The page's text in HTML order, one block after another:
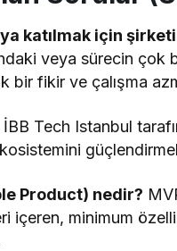
katılmak için
veya sürecin çok
bir fikir ve çalışma
İBB Tech Istanbul
Product) nedir?
içeren, minimum